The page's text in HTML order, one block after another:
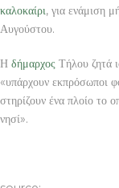
καλοκαίρι, για ενάμιση
Αυγούστου.
Η δήμαρχος Τήλου ζητά
«υπάρχουν εκπρόσωποι
στηρίζουν ένα πλοίο το
νησί».